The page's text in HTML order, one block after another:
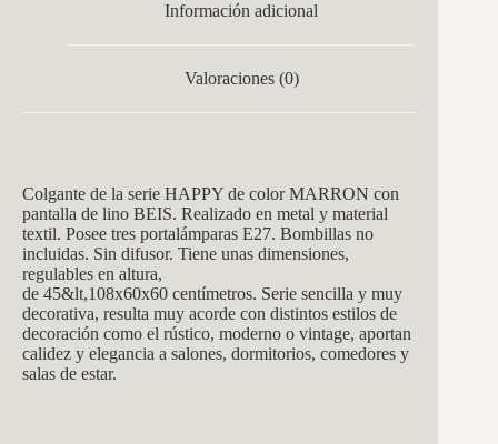
Información adicional
Valoraciones (0)
Colgante de la serie HAPPY de color MARRON con
pantalla de lino BEIS. Realizado en metal y material
textil. Posee tres portalámparas E27. Bombillas no
incluidas. Sin difusor. Tiene unas dimensiones,
regulables en altura,
de 45&lt,108x60x60 centímetros. Serie sencilla y muy
decorativa, resulta muy acorde con distintos estilos de
decoración como el rústico, moderno o vintage, aportan
calidez y elegancia a salones, dormitorios, comedores y
salas de estar.